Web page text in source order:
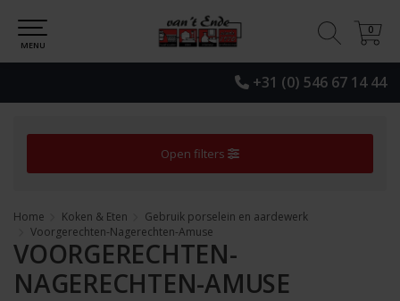
+31 (0) 546 67 14 44
0
0
MENU
Open filters
Home Koken & Eten
Gebruik porselein en aardewerk
Voorgerechten-Nagerechten-Amuse
VOORGERECHTEN-
NAGERECHTEN-AMUSE